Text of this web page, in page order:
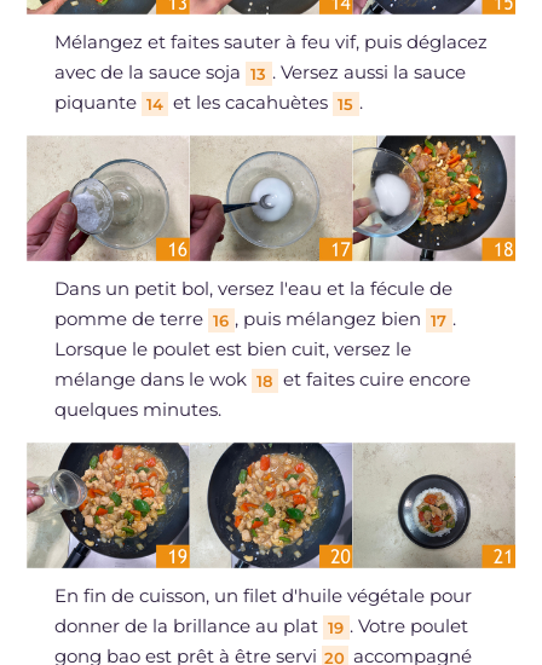
Mélangez et faites sauter à feu vif, puis déglacez
avec de la sauce soja 13 . Versez aussi la sauce
piquante 14 et les cacahuètes 15 .
Dans un petit bol, versez l'eau et la fécule de
pomme de terre 16 , puis mélangez bien 17 .
Lorsque le poulet est bien cuit, versez le
mélange dans le wok 18 et faites cuire encore
quelques minutes.
En fin de cuisson, un filet d'huile végétale pour
donner de la brillance au plat 19 . Votre poulet
gong bao est prêt à être servi 20 accompagné